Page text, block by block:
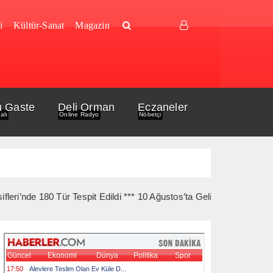
Kültür-Sanat Magazin
Gaste Deli Orman
Online Radyo
Eczaneler
Nöbetçi
Tür Tespit Edildi *** 10 Ağustos’ta Gelibolu Şehitlerine